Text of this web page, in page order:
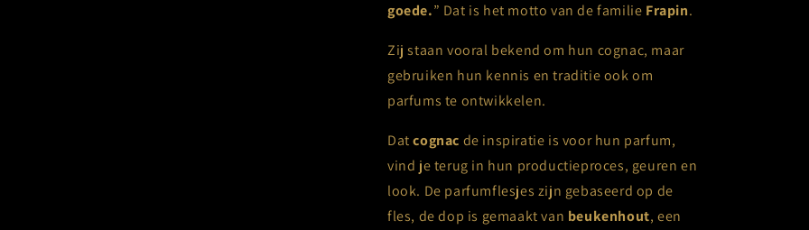
goede.” Dat is het motto van de familie Frapin.
Zij staan vooral bekend om hun cognac, maar
gebruiken hun kennis en traditie ook om
parfums te ontwikkelen.
Datcognac de inspiratie is voor hun parfum,
vind je terug in hun productieproces, geuren en
look. De parfumflesjes zijn gebaseerd op de
fles, de dop is gemaakt van beukenhout, een